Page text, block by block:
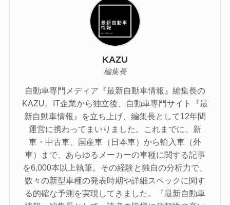
KAZU
編集長
自動車専門メディア『最新自動車情報』編集長の
KAZU。IT企業から独立後、自動車専門サイト『最
新自動車情報』を立ち上げ、編集長として12年間
運営に携わってまいりました。これまでに、新
車・中古車、国産車（日本車）から輸入車（外
車）まで、あらゆるメーカーの車種に関する記事
を6,000本以上執筆。その経験と独自の分析力で、
数々の新型車種の発表時期や詳細スペックに関す
る的確な予測を実現してきました。『最新自動車